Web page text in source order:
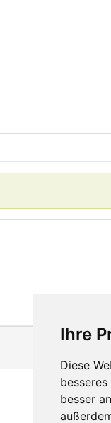
Ihre
Diese
besser
Контакты
Оставить отзыв